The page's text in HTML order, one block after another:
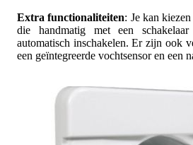
Extra functionaliteiten: Je kan
die handmatig met een
automatisch inschakelen. Er zijn ook
een geïntegreerde vochtsensor en een